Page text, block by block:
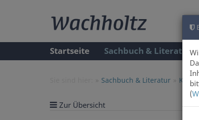
(
Startseite Sachbuch & Literatur
Sachbuch & Literatur
Zur Übersicht